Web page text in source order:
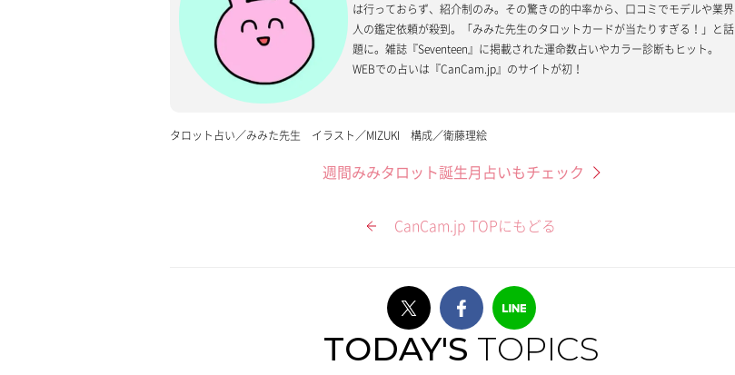
は行っておらず、紹介制のみ。その驚きの的中率から、口コミでモデルや業界
人の鑑定依頼が殺到。「みみた先生のタロットカードが当たりすぎる！」と話
題に。雑誌『Seventeen』に掲載された運命数占いやカラー診断もヒット。
WEBでの占いは『CanCam.jp』のサイトが初！
タロット占い／みみた先生 イラスト／MIZUKI 構成／衛藤理絵
週間みみタロット誕生月占いもチェック
CanCam.jp TOPにもどる
TODAY'S TOPICS